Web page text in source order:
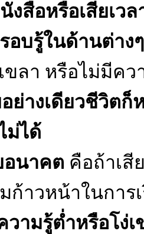
งสือหรือเสียเว
อบรู้ในด้านต่าง
ขลา หรือไม่มีค
อย่างเดียวชีวิต
ม่ได้
อนาคต คือถ้าเสี
ก้าวหน้าในการ
วามรู้ต่ำหรือโง่